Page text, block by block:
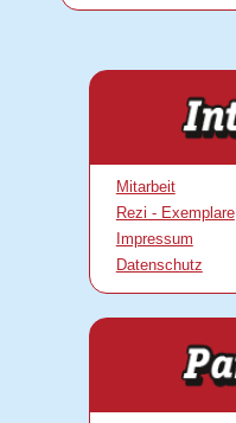
Mitarbeit
Rezi - Exemplare
Impressum
Datenschutz